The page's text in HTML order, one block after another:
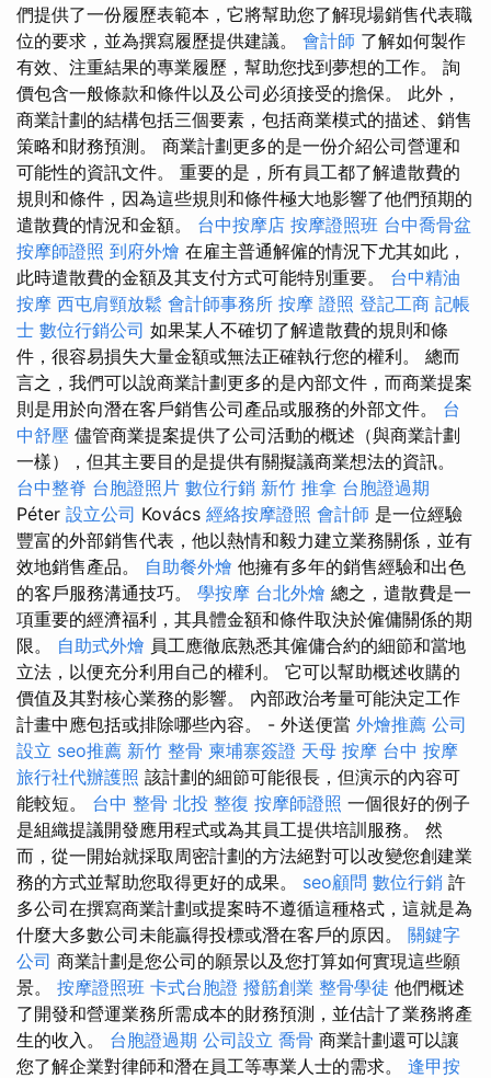
們提供了一份履歷表範本，它將幫助您了解現場銷售代表職
位的要求，並為撰寫履歷提供建議。 會計師 了解如何製作
有效、注重結果的專業履歷，幫助您找到夢想的工作。 詢
價包含一般條款和條件以及公司必須接受的擔保。 此外，
商業計劃的結構包括三個要素，包括商業模式的描述、銷售
策略和財務預測。 商業計劃更多的是一份介紹公司營運和
可能性的資訊文件。 重要的是，所有員工都了解遣散費的
規則和條件，因為這些規則和條件極大地影響了他們預期的
遣散費的情況和金額。 台中按摩店 按摩證照班 台中喬骨盆
按摩師證照 到府外燴 在雇主普通解僱的情況下尤其如此，
此時遣散費的金額及其支付方式可能特別重要。 台中精油
按摩 西屯肩頸放鬆 會計師事務所 按摩 證照 登記工商 記帳
士 數位行銷公司 如果某人不確切了解遣散費的規則和條
件，很容易損失大量金額或無法正確執行您的權利。 總而
言之，我們可以說商業計劃更多的是內部文件，而商業提案
則是用於向潛在客戶銷售公司產品或服務的外部文件。 台
中舒壓 儘管商業提案提供了公司活動的概述（與商業計劃
一樣），但其主要目的是提供有關擬議商業想法的資訊。
台中整脊 台胞證照片 數位行銷 新竹 推拿 台胞證過期
Péter 設立公司 Kovács 經絡按摩證照 會計師 是一位經驗
豐富的外部銷售代表，他以熱情和毅力建立業務關係，並有
效地銷售產品。 自助餐外燴 他擁有多年的銷售經驗和出色
的客戶服務溝通技巧。 學按摩 台北外燴 總之，遣散費是一
項重要的經濟福利，其具體金額和條件取決於僱傭關係的期
限。 自助式外燴 員工應徹底熟悉其僱傭合約的細節和當地
立法，以便充分利用自己的權利。 它可以幫助概述收購的
價值及其對核心業務的影響。 內部政治考量可能決定工作
計畫中應包括或排除哪些內容。 - 外送便當 外燴推薦 公司
設立 seo推薦 新竹 整骨 柬埔寨簽證 天母 按摩 台中 按摩
旅行社代辦護照 該計劃的細節可能很長，但演示的內容可
能較短。 台中 整骨 北投 整復 按摩師證照 一個很好的例子
是組織提議開發應用程式或為其員工提供培訓服務。 然
而，從一開始就採取周密計劃的方法絕對可以改變您創建業
務的方式並幫助您取得更好的成果。 seo顧問 數位行銷 許
多公司在撰寫商業計劃或提案時不遵循這種格式，這就是為
什麼大多數公司未能贏得投標或潛在客戶的原因。 關鍵字
公司 商業計劃是您公司的願景以及您打算如何實現這些願
景。 按摩證照班 卡式台胞證 撥筋創業 整骨學徒 他們概述
了開發和營運業務所需成本的財務預測，並估計了業務將產
生的收入。 台胞證過期 公司設立 喬骨 商業計劃還可以讓
您了解企業對律師和潛在員工等專業人士的需求。 逢甲按